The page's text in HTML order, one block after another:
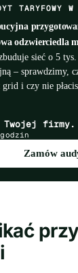
TARYFOWY
odzwierciedla
sieć o 5
– sprawdzimy,
i czy nie
Zamów
Twojej firmy.